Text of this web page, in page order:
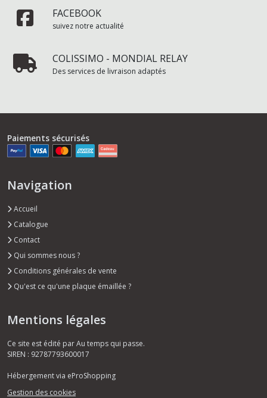
FACEBOOK
suivez notre actualité
COLISSIMO - MONDIAL RELAY
Des services de livraison adaptés
Paiements sécurisés
Navigation
Accueil
Catalogue
Contact
Qui sommes nous ?
Conditions générales de vente
Qu'est ce qu'une plaque émaillée ?
Mentions légales
Ce site est édité par Au temps qui passe.
SIREN : 92787793600017
Hébergement via eProShopping
Gestion des cookies